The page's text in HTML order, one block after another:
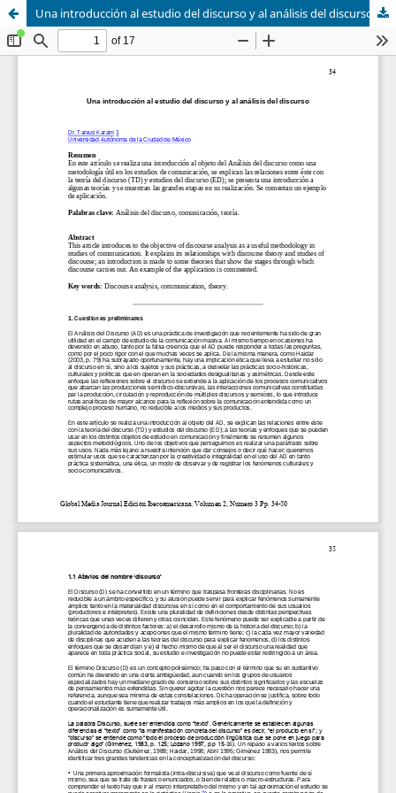
Una introducción al estudio del discurso y al análisis del discurso